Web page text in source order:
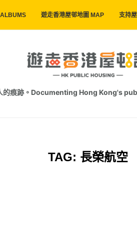
遊走香港屋邨地圖 MAP 支持
的痕跡。Documenting Hong Kong's
TAG: 長榮航空